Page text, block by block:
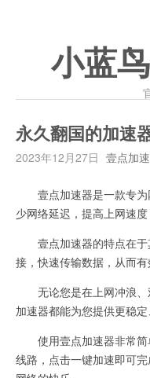
小蓝
永久翻国的加速
2023年12月27日 壹点加
壹点加速器是一款专为
少网络延迟，提高上网速
壹点加速器的特点在于
接，快速传输数据，从而有
无论您是在上网冲浪、
加速器都能为您提供更稳定
使用壹点加速器非常简
线路，点击一键加速即可